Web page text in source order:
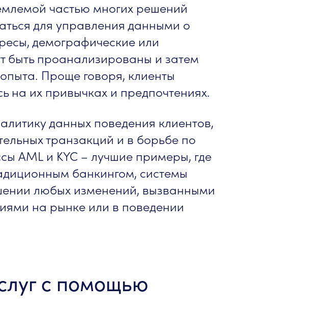
частью многих решений
для управления данными о
демографические или
быть проанализированы и затем
Проще говоря, клиенты
на их привычках и предпочтениях.
данных поведения клиентов,
транзакций и в борьбе по
AML и KYC – лучшие примеры, где
банкингом, системы
любых изменений, вызванными
на рынке или в поведении
с помощью